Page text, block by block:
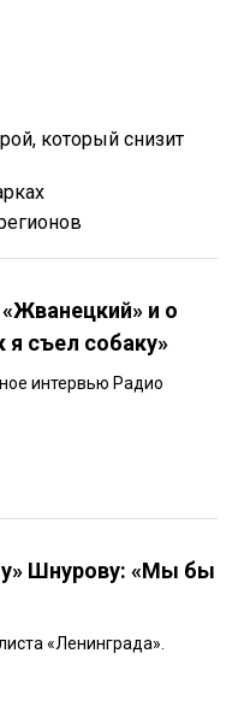
который снизит
и о
я съел собаку»
интервью Радио
Шнурову: «Мы бы
«Ленинграда».